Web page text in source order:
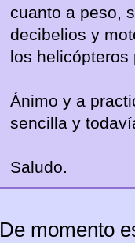
cuanto a peso,
decibelios y
los helicópteros
Ánimo y a
sencilla y
Saludo.
De momento